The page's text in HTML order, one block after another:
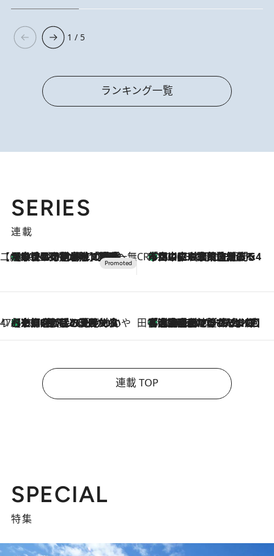
1 / 5
ランキング一覧
SERIES
連載
【CREA×星野リゾート】唯一無二。癒しと発見が待つ場所へ
2026.8.7
【トンボの足水浴】ヒノキの香りに包まれて涼感マックス！約13℃の湧水かけ流しを避暑地「星野温泉 トンボの湯」で体験 CREA'S CHOICE
2026.8.7
「立川にも歌舞伎があるんだよ」 片岡仁左衛門・市川中車ら豪華座組みで4年目の立川立飛歌舞伎へ
47都道府県の手みやげ ひんやりスイーツで夏を満喫
2026.8.7
【京都府】この夏絶対食べたい 冷やしておいしいおやつ3選 ひと口目から心を掴む新緑のテリーヌ 田中稲の勝手に再ブーム
2026.8.7
「湘南乃風に憧れて」観客大盛上がりの“タオル回し”に、ラッパー顔負けの高速歌唱まで…さだまさし（74）のアグレッシブすぎる現在地
連載 TOP
SPECIAL
特集